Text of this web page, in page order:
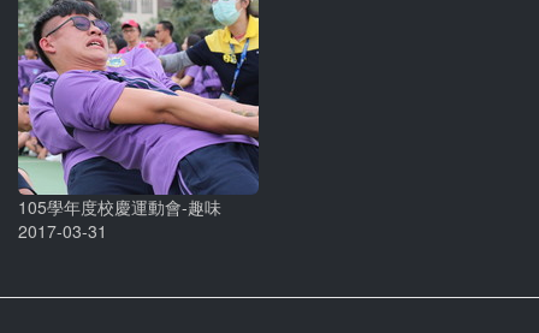
105學年度校慶運動會-趣味
2017-03-31